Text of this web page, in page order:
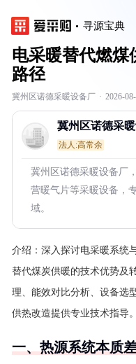
寻源宝典
电采暖替代燃煤
路径
冀州区诺德采暖设备厂 · 2026-
冀州区诺德采
法人:高常余
冀州区诺德采暖设备厂
营暖气片等采暖设备，
域。
介绍： 深入探讨电采暖系统
替代煤炭供暖的技术优势及
理、能效对比分析、设备选
供热改造提供专业技术指导。
一、热源系统本质